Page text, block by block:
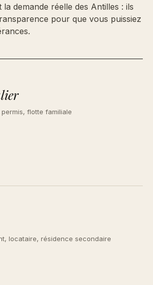
demande réelle des Antilles : ils
pour que vous puissiez
flotte familiale
locataire, résidence secondaire